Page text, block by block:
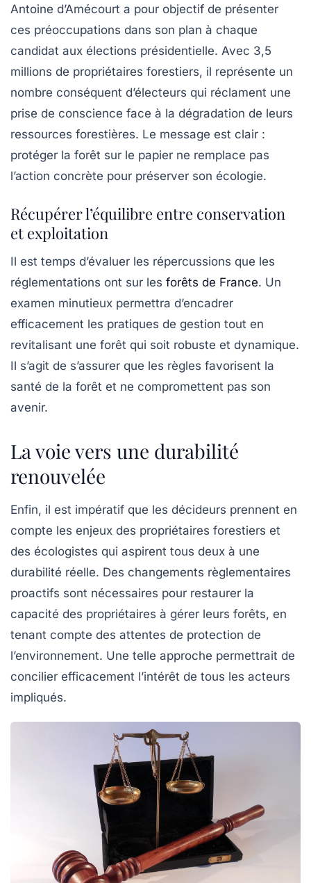
Antoine d’Amécourt a pour objectif de présenter
ces préoccupations dans son plan à chaque
candidat aux élections présidentielle. Avec 3,5
millions de propriétaires forestiers, il représente un
nombre conséquent d’électeurs qui réclament une
prise de conscience face à la dégradation de leurs
ressources forestières. Le message est clair :
protéger la forêt sur le papier ne remplace pas
l’action concrète pour préserver son écologie.
Récupérer l’équilibre entre conservation
et exploitation
Il est temps d’évaluer les répercussions que les
réglementations ont sur les forêts de France. Un
examen minutieux permettra d’encadrer
efficacement les pratiques de gestion tout en
revitalisant une forêt qui soit robuste et dynamique.
Il s’agit de s’assurer que les règles favorisent la
santé de la forêt et ne compromettent pas son
avenir.
La voie vers une durabilité
renouvelée
Enfin, il est impératif que les décideurs prennent en
compte les enjeux des propriétaires forestiers et
des écologistes qui aspirent tous deux à une
durabilité réelle. Des changements règlementaires
proactifs sont nécessaires pour restaurer la
capacité des propriétaires à gérer leurs forêts, en
tenant compte des attentes de protection de
l’environnement. Une telle approche permettrait de
concilier efficacement l’intérêt de tous les acteurs
impliqués.